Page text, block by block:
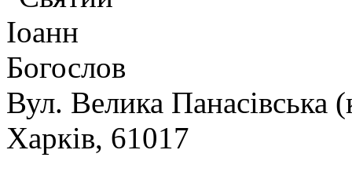
Вул. Велика Панасівська
Харків, 61017